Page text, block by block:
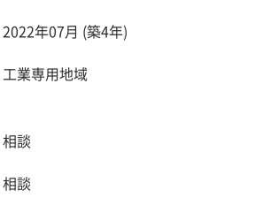
2022年07月 (築4年)
工業専用地域
相談
相談